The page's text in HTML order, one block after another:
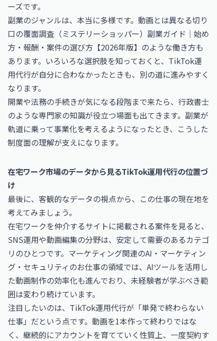
ーズです。
副業のジャンルは、本当に多様です。動画とは異なる切り
口の覆面調査（ミステリーショッパー）副業ガイド｜始め
方・報酬・案件の選び方【2026年版】 のような働き方も
あります。いろいろな選択肢を知っておくと、TikTok運
用代行が自分に合わなかったときも、別の道に進みやすく
なります。
開業や法務の手続きが気になる段階まで来たら、 行政書士
のような専門家の知識が役立つ場面も出てきます。副業が
軌道に乗って事業化を考えるようになったとき、こうした
制度面の理解が支えになります。
在宅ワーク市場のデータから見るTikTok運用代行の位置づ
け
最後に、客観的なデータの視点から、この仕事の現在地を
考えてみましょう。
在宅ワークを仲介するサイトに掲載される案件を見ると、
SNS運用や動画編集の分野は、安定して需要のあるカテゴ
リのひとつです。マーケティング関連のAI・マーケティン
グ・セキュリティのお仕事の領域では、AIツールを活用し
た動画制作の効率化も進んでおり、未経験者が学ぶべき範
囲は変わり続けています。
注目したいのは、TikTok運用代行が「単発で終わらない
仕事」だという点です。動画を1本作って終わりではな
く、継続的にアカウントを育てていく性質上、一度契約す